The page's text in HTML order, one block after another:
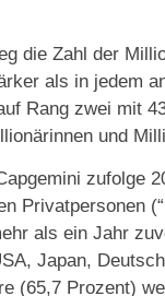
die Zahl der
als in jedem
Rang zwei mit
und
zufolge
Privatpersonen
als ein Jahr
Japan,
(65,7 Prozent)